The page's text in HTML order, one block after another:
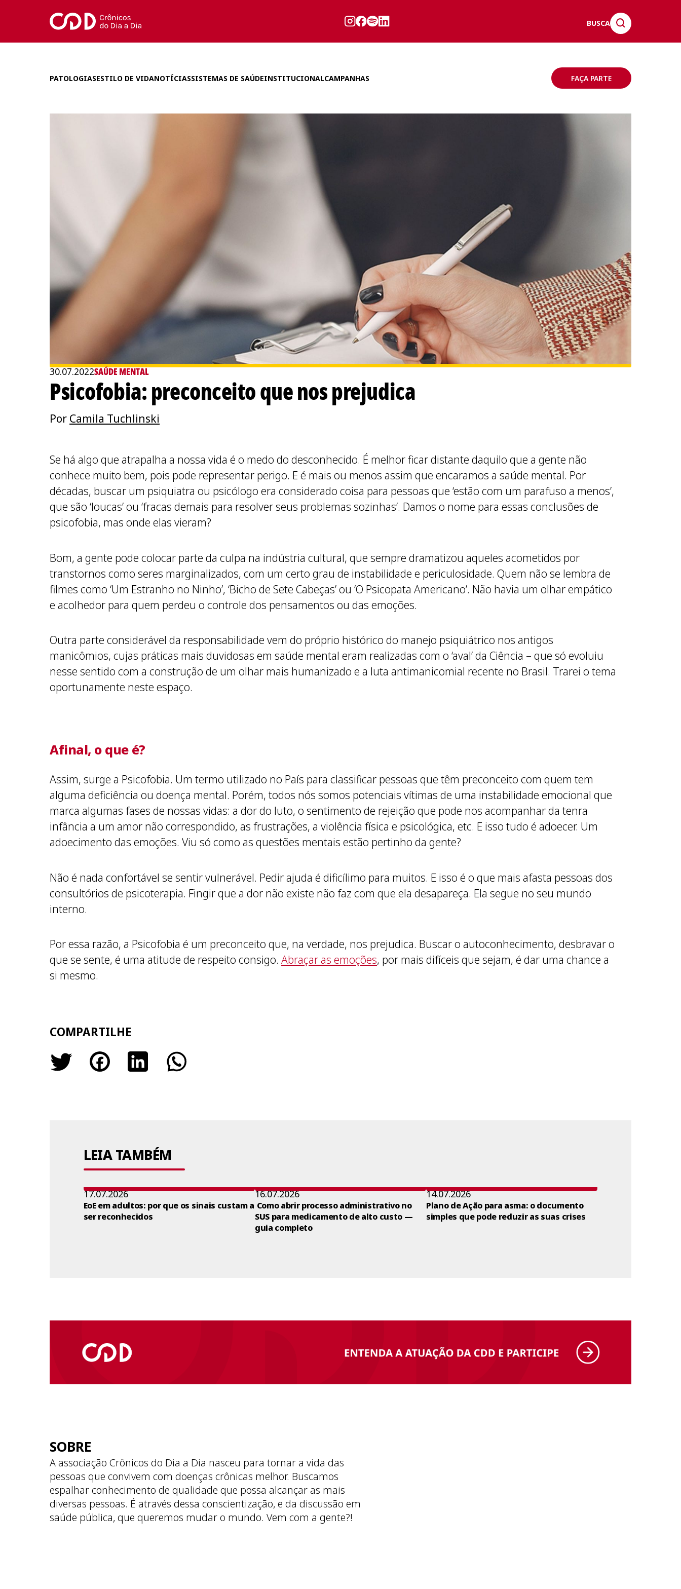
BUSCA
PATOLOGIASESTILO DE VIDANOTÍCIASSISTEMAS DE SAÚDEINSTITUCIONALCAMPANHAS FAÇA PARTE
30.07.2022SAÚDE MENTAL
Psicofobia: preconceito que nos prejudica
Por Camila Tuchlinski
Se há algo que atrapalha a nossa vida é o medo do desconhecido. É melhor ficar distante daquilo que a gente não
conhece muito bem, pois pode representar perigo. E é mais ou menos assim que encaramos a saúde mental. Por
décadas, buscar um psiquiatra ou psicólogo era considerado coisa para pessoas que ‘estão com um parafuso a menos’,
que são ‘loucas’ ou ‘fracas demais para resolver seus problemas sozinhas’. Damos o nome para essas conclusões de
psicofobia, mas onde elas vieram?
Bom, a gente pode colocar parte da culpa na indústria cultural, que sempre dramatizou aqueles acometidos por
transtornos como seres marginalizados, com um certo grau de instabilidade e periculosidade. Quem não se lembra de
filmes como ‘Um Estranho no Ninho’, ‘Bicho de Sete Cabeças’ ou ‘O Psicopata Americano’. Não havia um olhar empático
e acolhedor para quem perdeu o controle dos pensamentos ou das emoções.
Outra parte considerável da responsabilidade vem do próprio histórico do manejo psiquiátrico nos antigos
manicômios, cujas práticas mais duvidosas em saúde mental eram realizadas com o ‘aval’ da Ciência – que só evoluiu
nesse sentido com a construção de um olhar mais humanizado e a luta antimanicomial recente no Brasil. Trarei o tema
oportunamente neste espaço.
Afinal, o que é?
Assim, surge a Psicofobia. Um termo utilizado no País para classificar pessoas que têm preconceito com quem tem
alguma deficiência ou doença mental. Porém, todos nós somos potenciais vítimas de uma instabilidade emocional que
marca algumas fases de nossas vidas: a dor do luto, o sentimento de rejeição que pode nos acompanhar da tenra
infância a um amor não correspondido, as frustrações, a violência física e psicológica, etc. E isso tudo é adoecer. Um
adoecimento das emoções. Viu só como as questões mentais estão pertinho da gente?
Não é nada confortável se sentir vulnerável. Pedir ajuda é dificílimo para muitos. E isso é o que mais afasta pessoas dos
consultórios de psicoterapia. Fingir que a dor não existe não faz com que ela desapareça. Ela segue no seu mundo
interno.
Por essa razão, a Psicofobia é um preconceito que, na verdade, nos prejudica. Buscar o autoconhecimento, desbravar o
que se sente, é uma atitude de respeito consigo.Abraçar as emoções, por mais difíceis que sejam, é dar uma chance a
si mesmo.
COMPARTILHE
LEIA TAMBÉM
17.07.2026
EoE em adultos: por que os sinais custam a
ser reconhecidos
16.07.2026
Como abrir processo administrativo no
SUS para medicamento de alto custo —
guia completo
14.07.2026
Plano de Ação para asma: o documento
simples que pode reduzir as suas crises
SOBRE
A associação Crônicos do Dia a Dia nasceu para tornar a vida das
pessoas que convivem com doenças crônicas melhor. Buscamos
espalhar conhecimento de qualidade que possa alcançar as mais
diversas pessoas. É através dessa conscientização, e da discussão em
saúde pública, que queremos mudar o mundo. Vem com a gente?!